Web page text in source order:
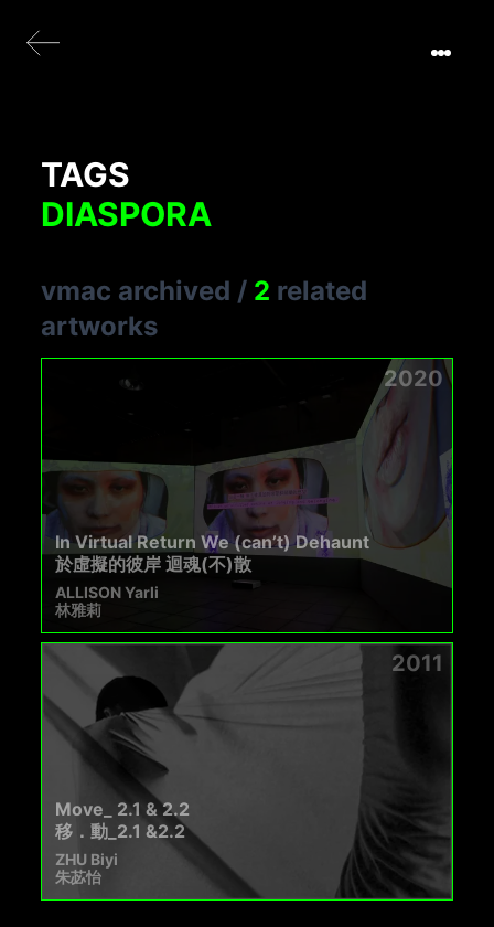
TAGS
DIASPORA
vmac archived / 2 related
artworks
2020
In Virtual Return We (can’t) Dehaunt
於虛擬的彼岸 迴魂(不)散
ALLISON Yarli
林雅莉
2011
Move_ 2.1 & 2.2
移．動_2.1 &2.2
ZHU Biyi
朱苾怡